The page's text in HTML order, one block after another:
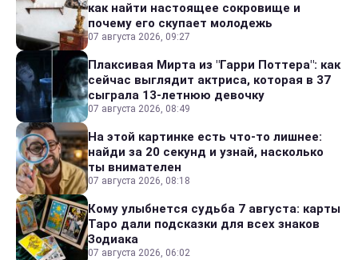
как найти настоящее сокровище и
почему его скупает молодежь
07 августа 2026, 09:27
Плаксивая Мирта из "Гарри Поттера": как
сейчас выглядит актриса, которая в 37
сыграла 13-летнюю девочку
07 августа 2026, 08:49
На этой картинке есть что-то лишнее:
найди за 20 секунд и узнай, насколько
ты внимателен
07 августа 2026, 08:18
Кому улыбнется судьба 7 августа: карты
Таро дали подсказки для всех знаков
Зодиака
07 августа 2026, 06:02